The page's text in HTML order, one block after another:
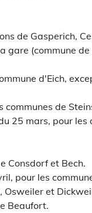
de Gasperich,
gare (commune
d'Eich,
de
25 mars, pour les
Consdorf et Bech.
pour les
Osweiler et
Beaufort.